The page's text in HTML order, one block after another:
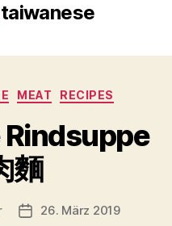
taiwanese
MEAT RECIPES
麵
Veröffentlichungsdatum
26. März 2019